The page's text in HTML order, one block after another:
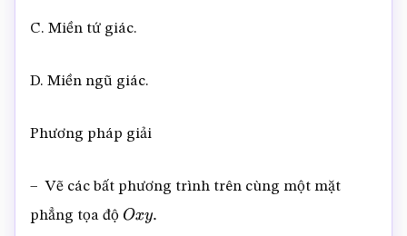
C. Miền tứ giác.
D. Miền ngũ giác.
Phương pháp giải
– Vẽ các bất phương trình trên cùng một mặt
phẳng tọa độ Oxy.